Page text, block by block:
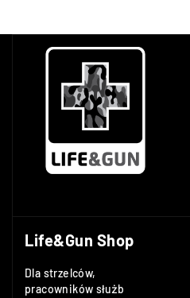
Life&Gun Shop
Dla strzelców,
pracowników służb